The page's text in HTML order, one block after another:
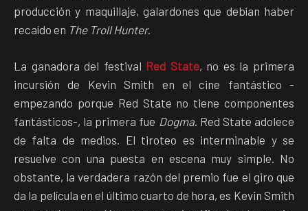
producción y maquillaje, galardones que debían haber
recaído en The Troll Hunter.
La ganadora del festival Red State, no es la primera
incursión de Kevin Smith en el cine fantástico -
empezando porque Red State no tiene componentes
fantásticos-, la primera fue Dogma. Red State adolece
de falta de medios. El tiroteo es interminable y se
resuelve con una puesta en escena muy simple. No
obstante, la verdadera razón del premio fue el giro que
da la película en el último cuarto de hora, es Kevin Smith